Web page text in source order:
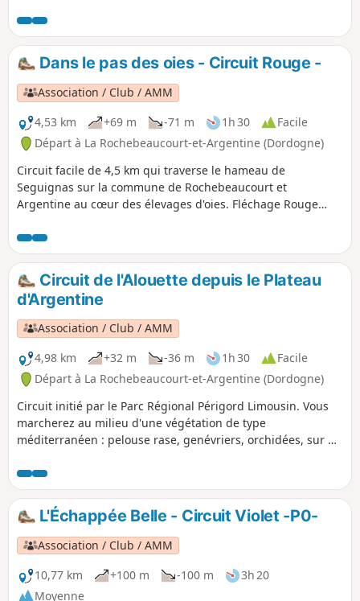
des hameaux ou près de petits châteaux voire de vestiges
historiques. Le P4, dans son final, sera l'occasion de vous
pencher sur la légende entre la fille du Baron Galard de
Béarn et le fils du Baron de Feuillade puis d'aborder de
magnifiques cluzeaux (abri-cavernes).
Dans le pas des oies - Circuit Rouge -
Association / Club / AMM
4,53 km
+69 m -71 m 1h 30
Facile
Départ à La Rochebeaucourt-et-Argentine (Dordogne)
Circuit facile de 4,5 km qui traverse le hameau de
Seguignas sur la commune de Rochebeaucourt et
Argentine au cœur des élevages d'oies. Fléchage Rouge
Circuit de l'Alouette depuis le Plateau
d'Argentine
Association / Club / AMM
4,98 km
+32 m -36 m 1h 30
Facile
Départ à La Rochebeaucourt-et-Argentine (Dordogne)
Circuit initié par le Parc Régional Périgord Limousin. Vous
marcherez au milieu d'une végétation de type
méditerranéen : pelouse rase, genévriers, orchidées, sur un
saura parfois vous surprendre. En parcourant l'ancienne
voie de chemin de fer, vous découvrirez l'histoire de
l'activité économique du plateau. N'hésitez pas à entrer
dans l'église romane, dans les carrières, dans les cluzeaux
où 90 000 ans d'histoire vous attendent.
L'Échappée Belle - Circuit Violet -P0-
Association / Club / AMM
10,77 km
+100 m -100 m
3h 20
Moyenne